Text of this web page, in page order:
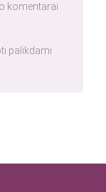
komentarai
palikdami